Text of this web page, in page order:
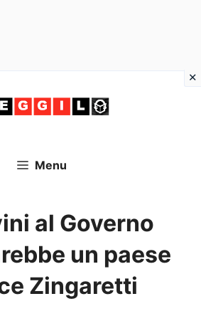
Menu
al Governo
un paese
Zingaretti